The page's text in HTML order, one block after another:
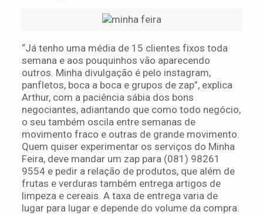
“Já tenho uma média de 15 clientes fixos toda
semana e aos pouquinhos vão aparecendo
outros. Minha divulgação é pelo instagram,
panfletos, boca a boca e grupos de zap”, explica
Arthur, com a paciência sábia dos bons
negociantes, adiantando que como todo negócio,
o seu também oscila entre semanas de
movimento fraco e outras de grande movimento.
Quem quiser experimentar os serviços do Minha
Feira, deve mandar um zap para (081) 98261
9554 e pedir a relação de produtos, que além de
frutas e verduras também entrega artigos de
limpeza e cereais. A taxa de entrega varia de
lugar para lugar e depende do volume da compra.